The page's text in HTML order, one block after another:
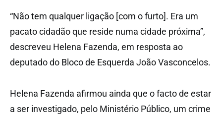
“Não tem qualquer ligação [com o furto]. Era um
pacato cidadão que reside numa cidade próxima”,
descreveu Helena Fazenda, em resposta ao
deputado do Bloco de Esquerda João Vasconcelos.
Helena Fazenda afirmou ainda que o facto de estar
a ser investigado, pelo Ministério Público, um crime